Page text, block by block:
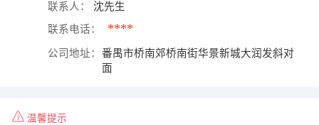
联系人： 沈先生
联系电话： ****
公司地址：
番禺市桥南郊桥南街华景新城大润发斜对
面
温馨提示